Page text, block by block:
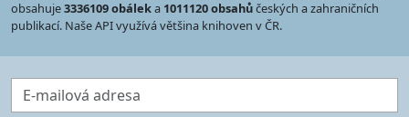
obsahuje3336109 obáleka 1011120 obsahůčeských a zahraničních
publikací. Naše API využívá většina knihoven v ČR.
E-mailová adresa